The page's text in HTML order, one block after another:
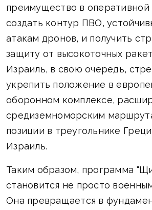
преимущество в оперативной
создать контур ПВО,
атакам дронов, и получить
защиту от высокоточных
Израиль, в свою очередь,
укрепить положение в
оборонном комплексе,
средиземноморским
позиции в треугольнике
Израиль.
Таким образом, программа
становится не просто
Она превращается в